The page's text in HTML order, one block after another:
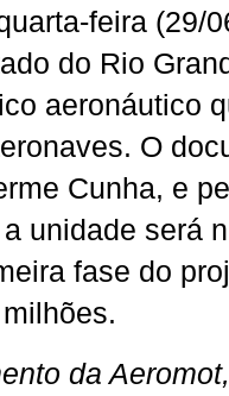
feira (29/
do Rio
aeronáutico
O
Cunha, e
unidade será
fase do
da